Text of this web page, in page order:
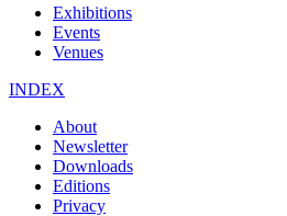
Exhibitions
Events
Venues
INDEX
About
Newsletter
Downloads
Editions
Privacy